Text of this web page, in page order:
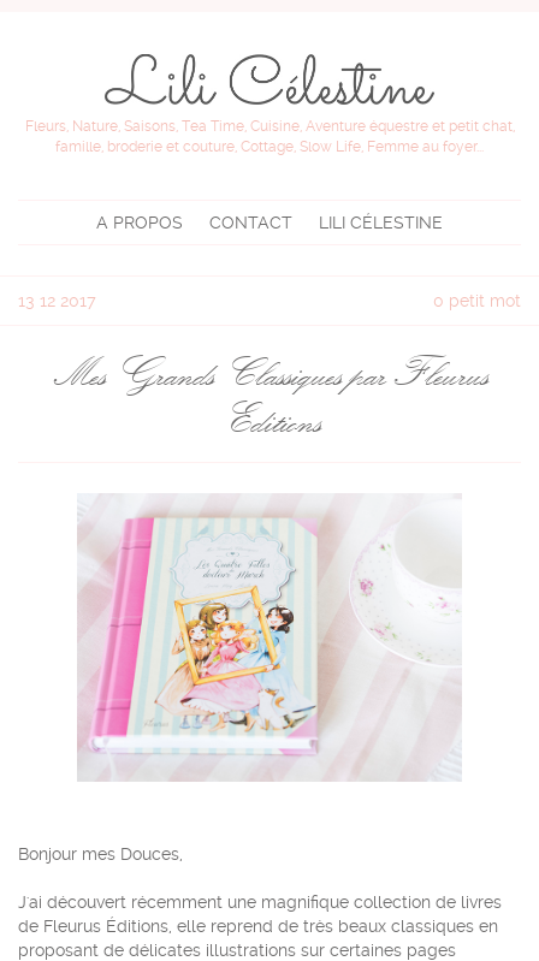
Fleurs, Nature, Saisons, Tea Time, Cuisine, Aventure équestre et petit chat,
famille, broderie et couture, Cottage, Slow Life, Femme au foyer...
A PROPOS CONTACT LILI CÉLESTINE
13 12 2017 0 petit mot
Mes Grands Classiques par Fleurus
Editions
Bonjour mes Douces,
J'ai découvert récemment une magnifique collection de livres
de Fleurus Éditions, elle reprend de très beaux classiques en
proposant de délicates illustrations sur certaines pages